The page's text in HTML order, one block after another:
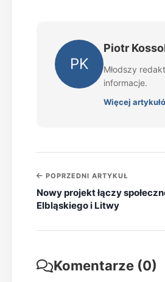
PK
Piotr
Młodszy
informacje.
Więcej
POPRZEDNI ARTYKUŁ
Nowy projekt łączy
Elbląskiego i Litwy
Komentarze (0)